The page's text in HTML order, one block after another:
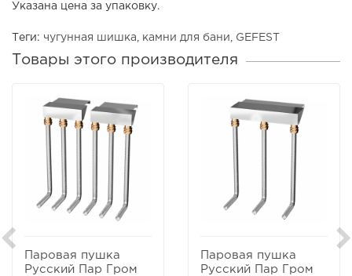
Указана цена за упаковку.
Теги: чугунная шишка камни для бани GEFEST
Товары этого производителя
Паровая пушка
Русский Пар Гром
Паровая пушка
Русский Пар Гром